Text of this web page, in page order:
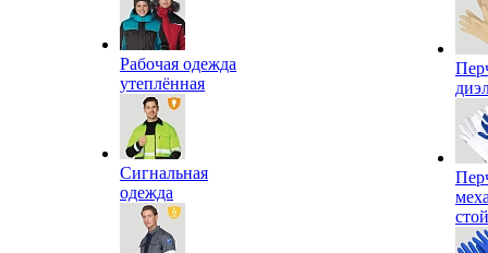
Рабочая одежда
утеплённая
Сигнальная
одежда